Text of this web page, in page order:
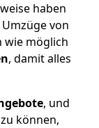
haben
von
wie möglich
, damit alles
, und
können,